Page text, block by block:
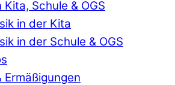
Kita, Schule & OGS
in der Kita
in der Schule & OGS
Ermäßigungen